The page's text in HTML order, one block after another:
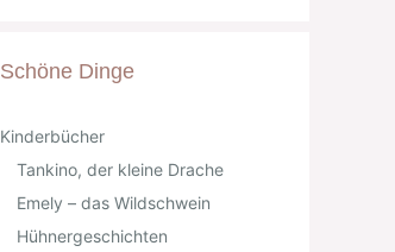
Schöne Dinge
Kinderbücher
Tankino, der kleine Drache
Emely – das Wildschwein
Hühnergeschichten